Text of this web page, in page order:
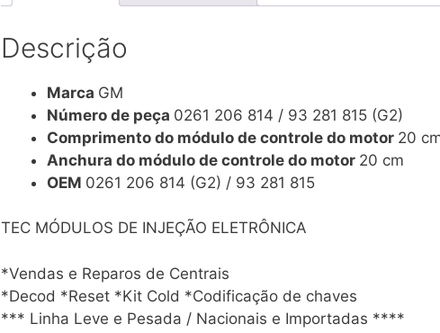
Descrição
Marca GM
Número de peça 0261 206 814 / 93 281 815 (G2)
Comprimento do módulo de controle do motor 20
Anchura do módulo de controle do motor 20 cm
OEM 0261 206 814 (G2) / 93 281 815
TEC MÓDULOS DE INJEÇÃO ELETRÔNICA
*Vendas e Reparos de Centrais
*Decod *Reset *Kit Cold *Codificação de chaves
*** Linha Leve e Pesada / Nacionais e Importadas ****